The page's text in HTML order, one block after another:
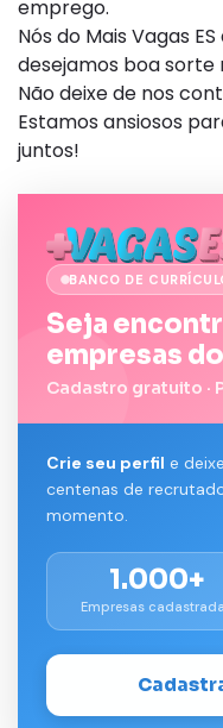
emprego.
Nós do Mais Vagas
desejamos boa sorte
Não deixe de nos
Estamos ansiosos
juntos!
BANCO DE
Seja
empresas do
Cadastro gratuito ·
Crie seu perfil e
centenas de
momento.
1.000+
Empresas